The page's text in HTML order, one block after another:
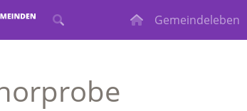
Gemeindeleben